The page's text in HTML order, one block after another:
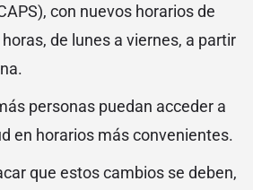
con nuevos horarios de
de lunes a viernes, a partir
personas puedan acceder a
en horarios más convenientes.
que estos cambios se deben,